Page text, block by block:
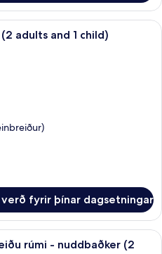
Öryggishólf í herbergi, skrifborð,
adults and 1 child)
verð fyrir þínar dagsetningar
Öryggishólf í herbergi, skrifborð,
rúmi - nuddbaðker (2